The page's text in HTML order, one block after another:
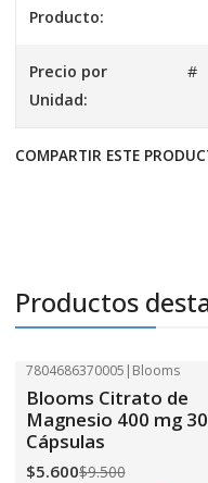
Producto:
Precio por
Unidad:
#
COMPARTIR ESTE
Productos
7804686370005 | Blooms
Blooms Citrato de
Magnesio 400 mg 30
Cápsulas
$5.600$9.500